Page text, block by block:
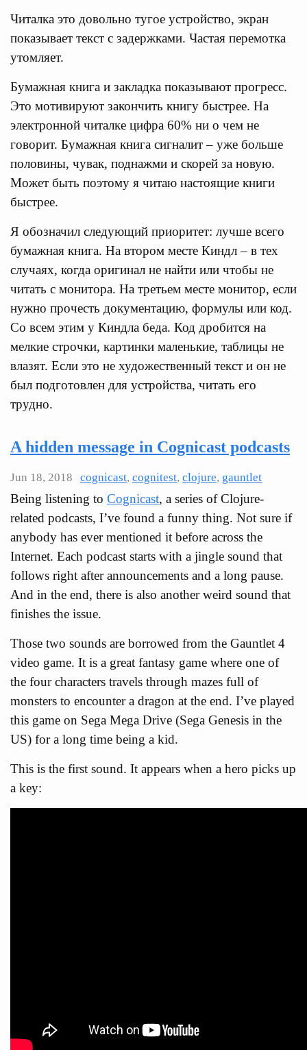
Читалка это довольно тугое устройство, экран
показывает текст с задержками. Частая перемотка
утомляет.
Бумажная книга и закладка показывают прогресс.
Это мотивируют закончить книгу быстрее. На
электронной читалке цифра 60% ни о чем не
говорит. Бумажная книга сигналит – уже больше
половины, чувак, поднажми и скорей за новую.
Может быть поэтому я читаю настоящие книги
быстрее.
Я обозначил следующий приоритет: лучше всего
бумажная книга. На втором месте Киндл – в тех
случаях, когда оригинал не найти или чтобы не
читать с монитора. На третьем месте монитор, если
нужно прочесть документацию, формулы или код.
Со всем этим у Киндла беда. Код дробится на
мелкие строчки, картинки маленькие, таблицы не
влазят. Если это не художественный текст и он не
был подготовлен для устройства, читать его
трудно.
A hidden message in Cognicast podcasts
Jun 18, 2018 cognicast, cognitest, clojure, gauntlet
Being listening to Cognicast, a series of Clojure-
related podcasts, I’ve found a funny thing. Not sure if
anybody has ever mentioned it before across the
Internet. Each podcast starts with a jingle sound that
follows right after announcements and a long pause.
And in the end, there is also another weird sound that
finishes the issue.
Those two sounds are borrowed from the Gauntlet 4
video game. It is a great fantasy game where one of
the four characters travels through mazes full of
monsters to encounter a dragon at the end. I’ve played
this game on Sega Mega Drive (Sega Genesis in the
US) for a long time being a kid.
This is the first sound. It appears when a hero picks up
a key: